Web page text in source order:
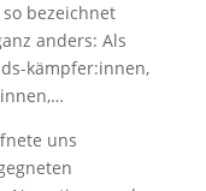
bezeichnet
anders: Als
kämpfer:innen,
uns